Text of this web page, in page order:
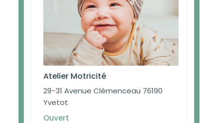
Atelier Motricité
29-31 Avenue Clémenceau 76190
Yvetot
Ouvert